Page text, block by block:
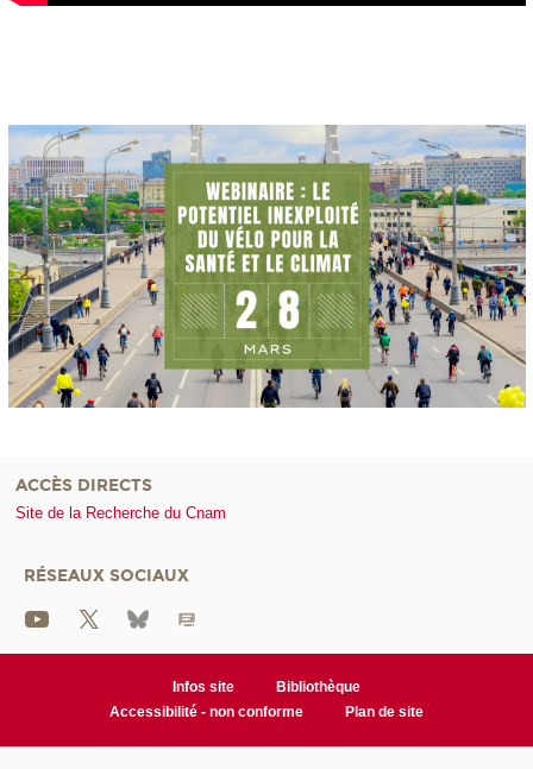
ACCÈS DIRECTS
Site de la Recherche du Cnam
RÉSEAUX SOCIAUX
Infos site
Bibliothèque
Accessibilité - non conforme
Plan de site